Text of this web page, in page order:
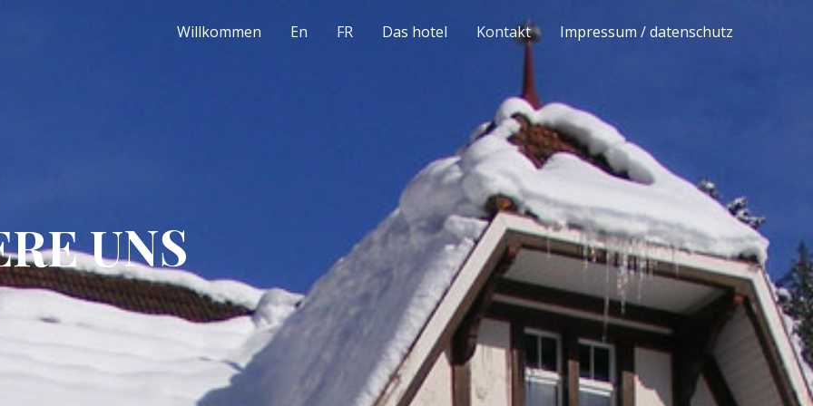
Willkommen En FR Das hotel Kontakt Impressum / datenschutz
UNS